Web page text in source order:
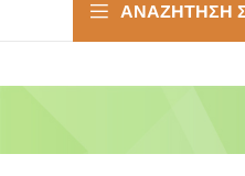
ΑΝΑΖΉΤΗΣΗ